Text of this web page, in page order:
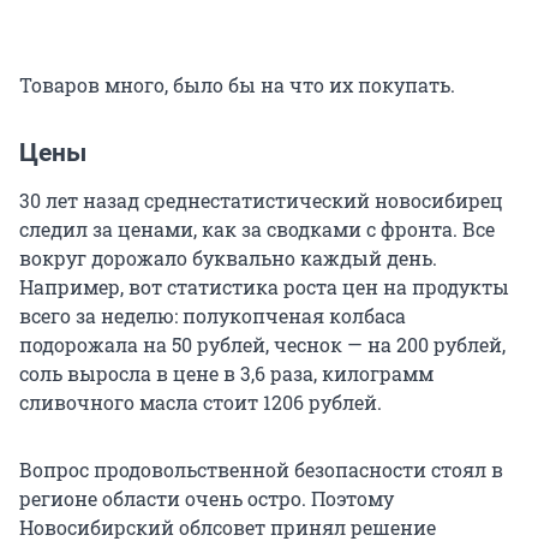
Товаров много, было бы на что их покупать.
Цены
30 лет назад среднестатистический новосибирец
следил за ценами, как за сводками с фронта. Все
вокруг дорожало буквально каждый день.
Например, вот статистика роста цен на продукты
всего за неделю: полукопченая колбаса
подорожала на 50 рублей, чеснок — на 200 рублей,
соль выросла в цене в 3,6 раза, килограмм
сливочного масла стоит 1206 рублей.
Вопрос продовольственной безопасности стоял в
регионе области очень остро. Поэтому
Новосибирский облсовет принял решение